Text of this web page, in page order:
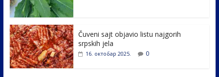
Čuveni sajt objavio listu najgorih
srpskih jela
16. октобар 2025. 0